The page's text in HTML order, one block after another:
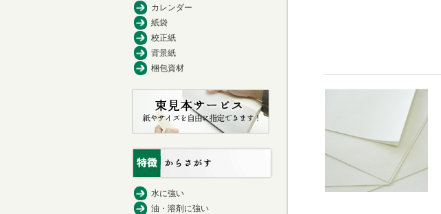
カレンダー
紙袋
校正紙
背景紙
梱包資材
水に強い
油・溶剤に強い